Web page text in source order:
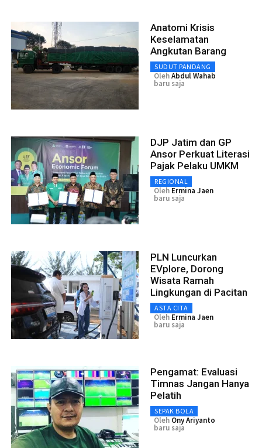
Anatomi Krisis
Keselamatan
Angkutan Barang
SUDUT PANDANG
OlehAbdul Wahab
baru saja
DJP Jatim dan GP
Ansor Perkuat Literasi
Pajak Pelaku UMKM
REGIONAL
Oleh Ermina Jaen
baru saja
PLN Luncurkan
EVplore, Dorong
Wisata Ramah
Lingkungan di Pacitan
ASTA CITA
Oleh Ermina Jaen
baru saja
Pengamat: Evaluasi
Timnas Jangan Hanya
Pelatih
SEPAK BOLA
Oleh Ony Ariyanto
baru saja